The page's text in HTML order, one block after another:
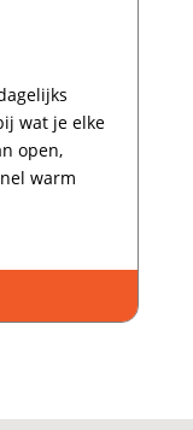
wat je elke
open,
warm